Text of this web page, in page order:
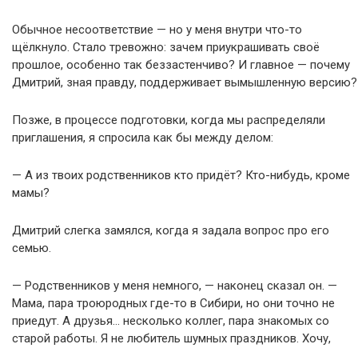
Обычное несоответствие — но у меня внутри что-то
щёлкнуло. Стало тревожно: зачем приукрашивать своё
прошлое, особенно так беззастенчиво? И главное — почему
Дмитрий, зная правду, поддерживает вымышленную версию?
Позже, в процессе подготовки, когда мы распределяли
приглашения, я спросила как бы между делом:
— А из твоих родственников кто придёт? Кто-нибудь, кроме
мамы?
Дмитрий слегка замялся, когда я задала вопрос про его
семью.
— Родственников у меня немного, — наконец сказал он. —
Мама, пара троюродных где-то в Сибири, но они точно не
приедут. А друзья… несколько коллег, пара знакомых со
старой работы. Я не любитель шумных праздников. Хочу,